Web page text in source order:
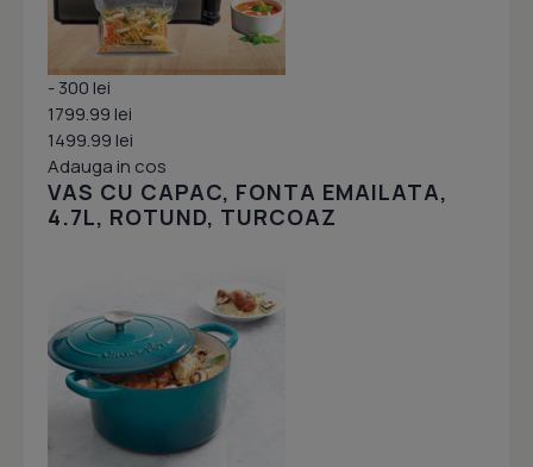
- 300 lei
1799.99 lei
1499.99 lei
Adauga in cos
VAS CU CAPAC, FONTA EMAILATA,
4.7L, ROTUND, TURCOAZ